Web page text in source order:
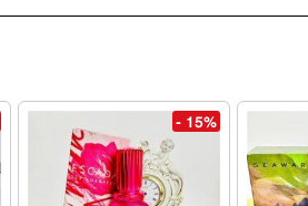
- 15%